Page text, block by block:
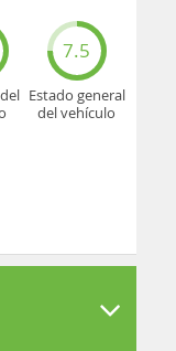
7.5
Estado general
del vehículo